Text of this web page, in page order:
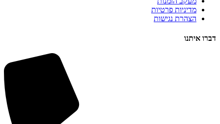
מדיניות פרטיות
הצהרת נגישות
דברו איתנו